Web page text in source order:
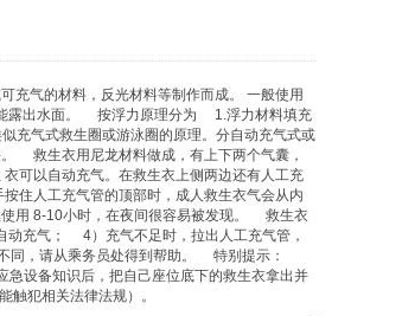
充气的材料，反光材料等制作而成。 一般使用
能露出水面。 按浮力原理分为 1.浮力材料填充
似充气式救生圈或游泳圈的原理。分自动充气式或
。 救生衣用尼龙材料做成，有上下两个气囊，
可以自动充气。在救生衣 上侧两边还有人工充
住人工充气管的顶部时，成人 救生衣气会从内
使用 8-10小时，在夜间很容易被发现。 救生衣
动充气； 4）充气不足时，拉出人工充气管，
同，请从乘务员处得到帮助。 特别提示：
急设备知识后，把自己座位底下的救生衣拿出并
触犯相关法律法规）。